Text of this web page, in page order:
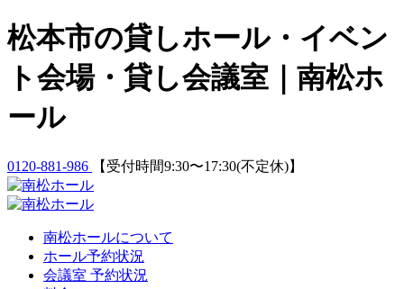
Skip
to
松本市の貸しホール・イベン
ト会場・貸し会議室｜南松ホ
ール
0120-881-986 【受付時間9:30〜17:30(不定休)】
南松ホールについて
ホール予約状況
会議室 予約状況